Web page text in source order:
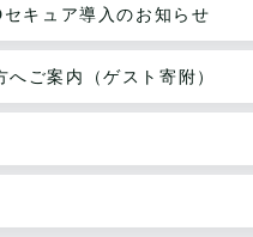
キュア導入のお知らせ
ご案内（ゲスト寄附）